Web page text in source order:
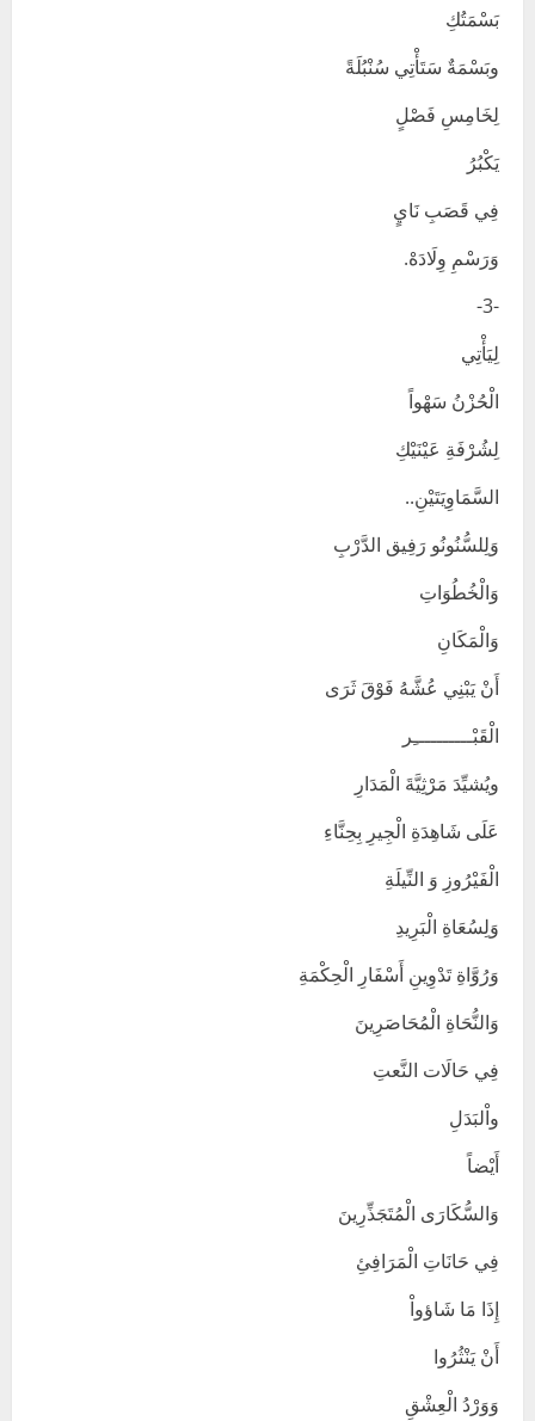
بَسْمَتُكِ
وبَسْمَةٌ سَتَأْتِي سُنْبُلَةً
لِخَامِسِ فَصْلٍ
يَكْبُرُ
فِي قَصَبِ نَايٍ
وَرَسْمِ وِلَادَهْ.
-3-
لِيَأْتِي
الْحُزْنُ سَهْواً
لِشُرْفَةِ عَيْنَيْكِ
السَّمَاوِيَتَيْنِ..
وَلِلسُّنُونُو رَفِيق الدَّرْبِ
وَالْخُطُوَاتِ
وَالْمَكَانِ
أَنْ يَبْنِي عُشَّهُ فَوْقَ ثَرَى
الْقَبْــــــــــِر
ويُشيِّدَ مَرْثِيَّةَ الْمَدَارِ
عَلَى شَاهِدَةِ الْجِيرِ بِحِنَّاءِ
الْفَيْرُوزِ وَ النِّيلَةِ
وَلِسُعَاةِ الْبَرِيدِ
وَرُوَّاةِ تَدْوِينِ أَسْفَارِ الْحِكْمَةِ
وَالنُّحَاةِ الْمُحَاصَرِينَ
فِي حَالَات النَّعتِ
واْلبَدَلِ
أَيْضاً
وَالسُّكَارَى الْمُتَجَذِّرِينَ
فِي حَانَاتِ الْمَرَافِئِ
إِذَا مَا شَاؤواْ
أَنْ يَنْثُرُوا
وَوَرْدُ الْعِشْقِ